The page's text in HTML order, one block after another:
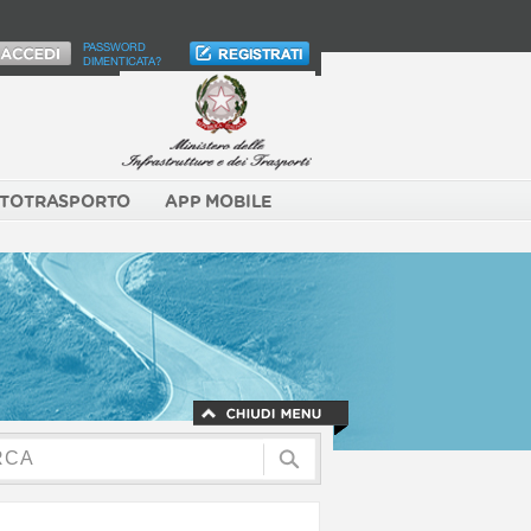
PASSWORD
DIMENTICATA?
APP MOBILE